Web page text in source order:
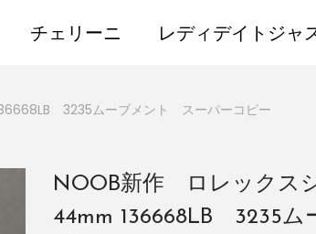
チェリーニ レディデイトジャ
3235ムーブメント スーパーコピー
NOOB新作 ロレックス
44mm 136668LB 3235